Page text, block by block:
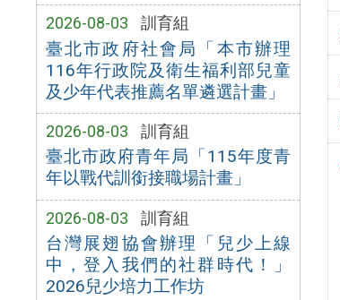
2026-08-03 訓育組
臺北市政府社會局「本市辦理
116年行政院及衛生福利部兒童
及少年代表推薦名單遴選計畫」
2026-08-03 訓育組
臺北市政府青年局「115年度青
年以戰代訓銜接職場計畫」
2026-08-03 訓育組
台灣展翅協會辦理「兒少上線
中，登入我們的社群時代！」
2026兒少培力工作坊